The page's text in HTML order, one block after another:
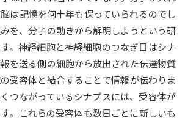
大学研究 大学検索
や特徴を調べる
科特集
国際・グローバルに強い大学特
は記憶を何十年も保っていられるのでし
を、分子の動きから解明しようという研
。神経細胞と神経細胞のつなぎ目はシナ
を送る側の細胞から放出された伝達物質
受容体と結合することで情報が伝わりま
つながっているシナプスには、受容体が
。これらの受容体も数日ごとに新しいも